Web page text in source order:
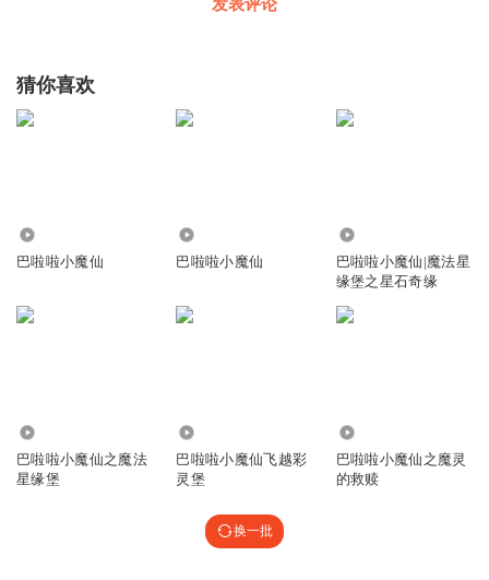
发表评论
猜你喜欢
巴啦啦小魔仙 巴啦啦小魔仙
巴啦啦小魔仙|魔法星
缘堡之星石奇缘
巴啦啦小魔仙之魔法
星缘堡
巴啦啦小魔仙飞越彩
灵堡
巴啦啦小魔仙之魔灵
的救赎
换一批